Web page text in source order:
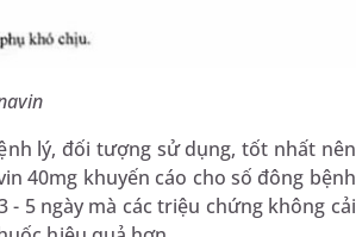
lý, đối tượng sử dụng, tốt nhất nên
40mg khuyến cáo cho số đông bệnh
- 5 ngày mà các triệu chứng không cải